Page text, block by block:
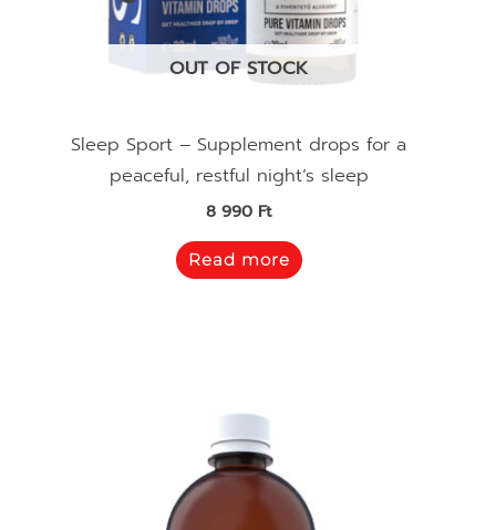
OUT OF STOCK
Sleep Sport – Supplement drops for a
peaceful, restful night’s sleep
8 990 Ft
Read more